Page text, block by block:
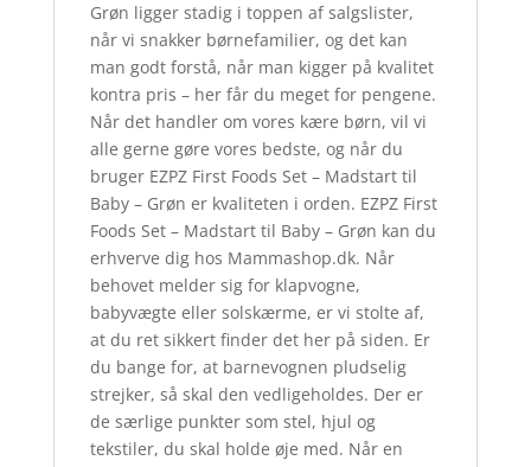
Grøn ligger stadig i toppen af salgslister,
når vi snakker børnefamilier, og det kan
man godt forstå, når man kigger på kvalitet
kontra pris – her får du meget for pengene.
Når det handler om vores kære børn, vil vi
alle gerne gøre vores bedste, og når du
bruger EZPZ First Foods Set – Madstart til
Baby – Grøn er kvaliteten i orden. EZPZ First
Foods Set – Madstart til Baby – Grøn kan du
erhverve dig hos Mammashop.dk. Når
behovet melder sig for klapvogne,
babyvægte eller solskærme, er vi stolte af,
at du ret sikkert finder det her på siden. Er
du bange for, at barnevognen pludselig
strejker, så skal den vedligeholdes. Der er
de særlige punkter som stel, hjul og
tekstiler, du skal holde øje med. Når en